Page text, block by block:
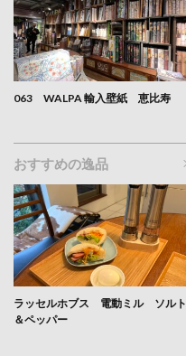
063 WALPA 輸入壁紙 恵比寿
おすすめの逸品
ラッセルホブス 電動ミル ソルト
＆ペッパー